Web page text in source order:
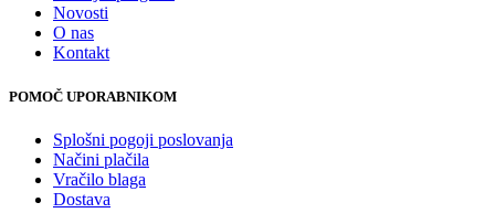
Novosti
O nas
Kontakt
POMOČ UPORABNIKOM
Splošni pogoji poslovanja
Načini plačila
Vračilo blaga
Dostava